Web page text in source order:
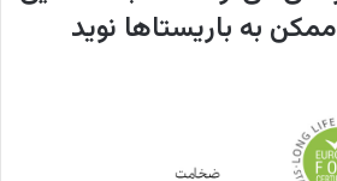
ممکن به باریستاها نوید